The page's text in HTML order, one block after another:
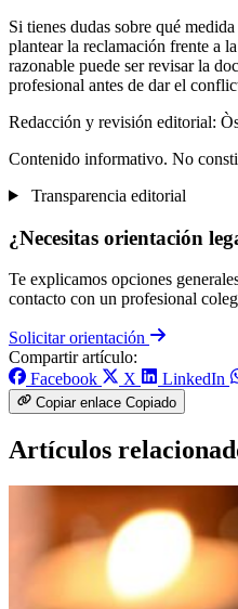
Si tienes dudas sobre qué
plantear la reclamación frente a
razonable puede ser revisar la
profesional antes de dar el
Redacción y revisión editorial:
Contenido informativo. No
Transparencia editorial
¿Necesitas orientación
Te explicamos opciones
contacto con un profesional
Solicitar orientación
Compartir artículo:
Facebook
X LinkedIn
Copiar enlace Copiado
Artículos